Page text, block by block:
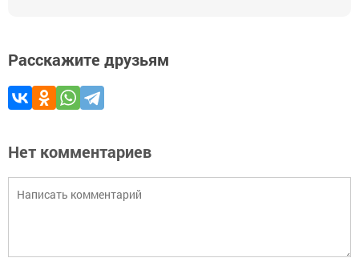
Расскажите друзьям
Нет комментариев